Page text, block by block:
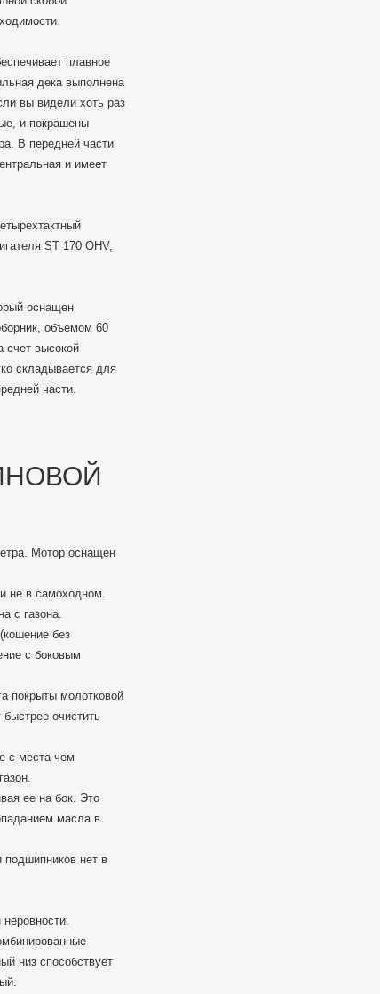
плавное
дека выполнена
вы видели хоть раз
и покрашены
В передней части
и имеет
ST 170 OHV,
оснащен
объемом 60
счет высокой
складывается для
части.
Мотор оснащен
не в самоходном.
с газона.
без
с боковым
покрыты молотковой
очистить
с места чем
ее на бок. Это
масла в
нет в
низ способствует